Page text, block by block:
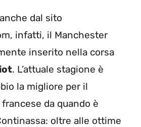
dal sito
infatti, il Manchester
inserito nella corsa
. L’attuale stagione è
la migliore per il
da quando è
oltre alle ottime